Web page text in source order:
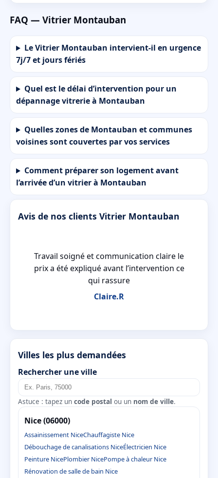
FAQ — Vitrier Montauban
Le Vitrier Montauban intervient-il en urgence
7j/7 et jours fériés
Quel est le délai d’intervention pour un
dépannage vitrerie à Montauban
Quelles zones de Montauban et communes
voisines sont couvertes par vos services
Comment préparer son logement avant
l’arrivée d’un vitrier à Montauban
Avis de nos clients Vitrier Montauban
Travail soigné et communication claire le
prix a été expliqué avant l’intervention ce
qui rassure
Claire.R
Villes les plus demandées
Rechercher une ville
Astuce : tapez un code postal ou un nom de ville.
Nice (06000)
Assainissement NiceChauffagiste Nice
Débouchage de canalisations NiceÉlectricien Nice
Peinture NicePlombier NicePompe à chaleur Nice
Rénovation de salle de bain Nice